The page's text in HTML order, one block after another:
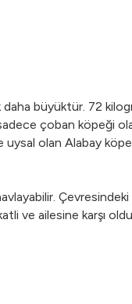
büyüktür. 72
çoban köpeği
olan Alabay
ve ailesine karşı